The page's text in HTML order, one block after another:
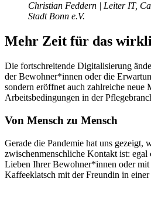
Christian Feddern​ | Leiter IT,
Stadt Bonn e.V.
Mehr Zeit für das
Die fortschreitende Digitalisierung
der Bewohner*innen oder die
sondern eröffnet auch zahlreiche neue
Arbeitsbedingungen in der
Von Mensch zu Mensch
Gerade die Pandemie hat uns gezeigt,
zwischenmenschliche Kontakt ist: egal
Lieben Ihrer Bewohner*innen oder
Kaffeeklatsch mit der Freundin in